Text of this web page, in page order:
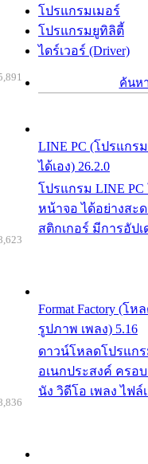
โปรแกรมเมอร์
โปรแกรมยูทิลิตี้
ไดร์เวอร์ (Driver)
ค้นห
LINE PC (โปรแกร
ได้เอง) 26.2.0
โปรแกรม LINE
หน้าจอ ได้อย่างสะ
สติกเกอร์ มีการอัป
Format Factory (โห
รูปภาพ เพลง) 5.16
ดาวน์โหลดโปรแกร
อเนกประสงค์ ครอ
นัง วิดีโอ เพลง ไฟล์